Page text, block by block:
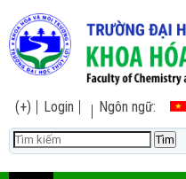
(+) Login Ngôn ngữ: